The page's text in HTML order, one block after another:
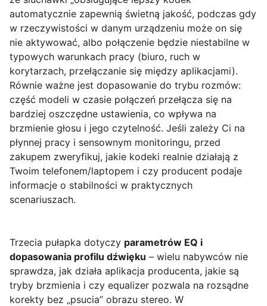
automatycznie zapewnią świetną jakość, podczas gdy
w rzeczywistości w danym urządzeniu może on się
nie aktywować, albo połączenie będzie niestabilne w
typowych warunkach pracy (biuro, ruch w
korytarzach, przełączanie się między aplikacjami).
Równie ważne jest dopasowanie do trybu rozmów:
część modeli w czasie połączeń przełącza się na
bardziej oszczędne ustawienia, co wpływa na
brzmienie głosu i jego czytelność. Jeśli zależy Ci na
płynnej pracy i sensownym monitoringu, przed
zakupem zweryfikuj, jakie kodeki realnie działają z
Twoim telefonem/laptopem i czy producent podaje
informacje o stabilności w praktycznych
scenariuszach.
Trzecia pułapka dotyczy parametrów EQ i
dopasowania profilu dźwięku – wielu nabywców nie
sprawdza, jak działa aplikacja producenta, jakie są
tryby brzmienia i czy equalizer pozwala na rozsądne
korekty bez „psucia” obrazu stereo. W